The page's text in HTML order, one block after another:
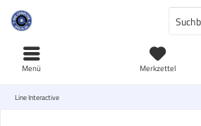
Merkzettel
Menü
Line Interactive